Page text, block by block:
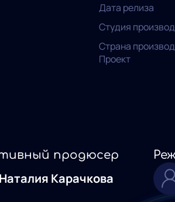
Дата релиза
Студия
Страна
Проект
продюсер
Наталия Карачкова